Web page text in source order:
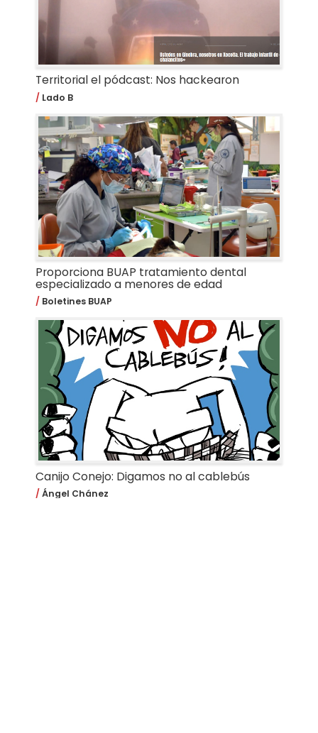
Territorial el pódcast: Nos hackearon
Lado B
Proporciona BUAP tratamiento dental
especializado a menores de edad
Boletines BUAP
Canijo Conejo: Digamos no al cablebús
Ángel Chánez